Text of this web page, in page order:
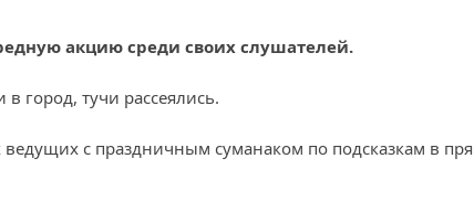
акцию среди своих слушателей.
город, тучи рассеялись.
с праздничным суманаком по подсказкам в